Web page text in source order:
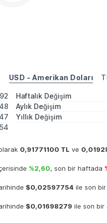
USD - Amerikan Doları
Haftalık Değişim
Aylık Değişim
Yıllık Değişim
0,91771100 TL ve
%2,60, son bir haftada
$0,02597754 ile son bir
$0,01698279 ile son bir